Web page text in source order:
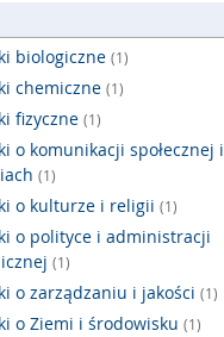
biologiczne (1)
chemiczne (1)
fizyczne (1)
o komunikacji społecznej i
(1)
o kulturze i religii (1)
o polityce i administracji
(1)
o zarządzaniu i jakości (1)
o Ziemi i środowisku (1)